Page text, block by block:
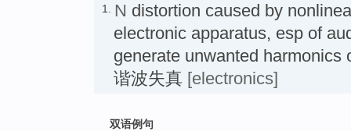
1. N distortion caused by
electronic apparatus, esp of
generate unwanted harmonics
谐波失真 [electronics]
双语例句